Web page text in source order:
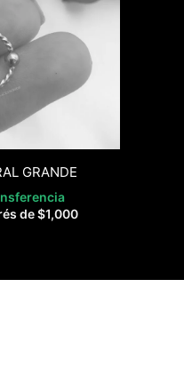
GRANDE
de$1,000